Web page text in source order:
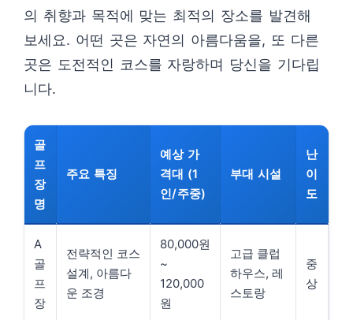
의 취향과 목적에 맞는 최적의 장소를 발견해
보세요. 어떤 곳은 자연의 아름다움을, 또 다른
곳은 도전적인 코스를 자랑하며 당신을 기다립
니다.
골
프
장
명
주요 특징
예상 가
격대 (1
인/주중)
부대 시설
난
이
도
A
골
프
장
전략적인 코스
설계, 아름다
운 조경
80,000원
~
120,000
원
고급 클럽
하우스, 레
스토랑
중
상